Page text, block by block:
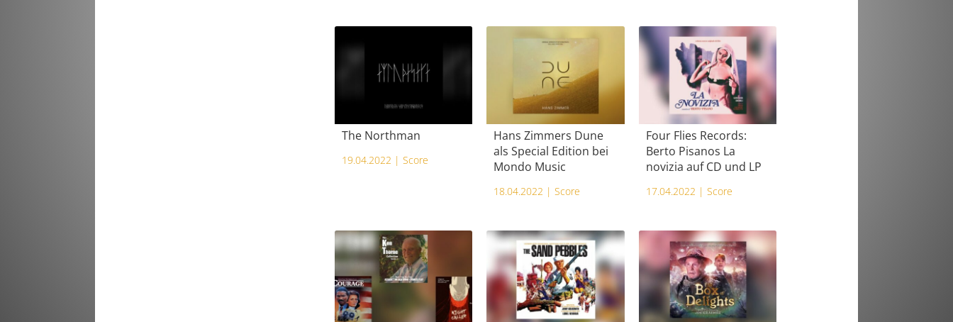
The Northman
19.04.2022 | Score
Hans Zimmers Dune
als Special Edition bei
Mondo Music
18.04.2022 |Score
Four Flies Records:
Berto Pisanos La
novizia auf CD und LP
17.04.2022 | Score